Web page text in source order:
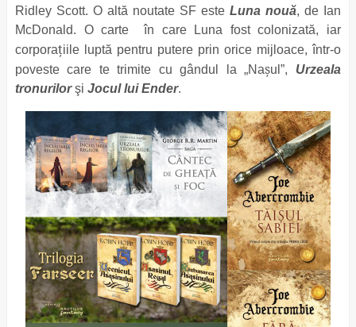
Ridley Scott. O altă noutate SF este Luna nouă, de Ian
McDonald. O carte în care Luna fost colonizată, iar
corporațiile luptă pentru putere prin orice mijloace, într-o
poveste care te trimite cu gândul la „Nașul”, Urzeala
tronurilorşi Jocul lui Ender.